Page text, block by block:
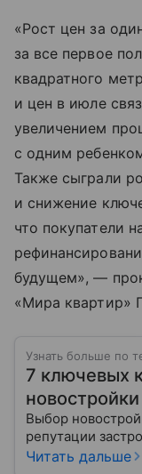
«Рост цен за
за все первое
квадратного
и цен в июле
увеличением
с одним
Также сыграли
и снижение
что покупатели
будущем», —
«Мира квартир»
Узнать больше по
7 ключевых
новостройки
Выбор
репутации
Читать дальше